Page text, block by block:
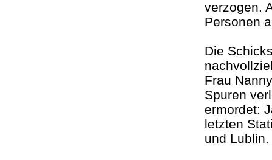
verzogen.
Personen
Die
Frau
Spuren
ermordet:
letzten
und